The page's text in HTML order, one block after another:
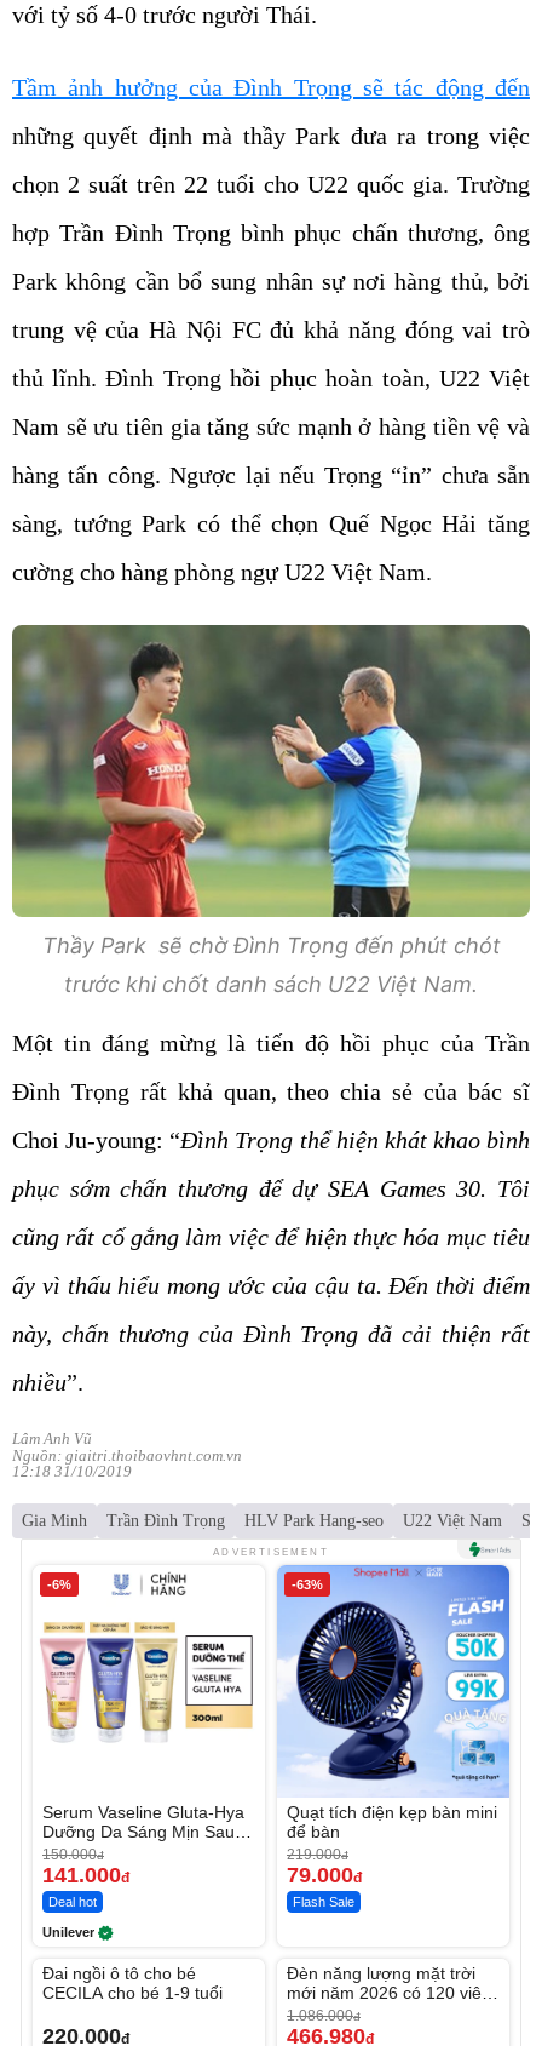
với tỷ số 4-0 trước người Thái.
Tầm ảnh hưởng của Đình Trọng sẽ tác động đến
những quyết định mà thầy Park đưa ra trong việc
chọn 2 suất trên 22 tuổi cho U22 quốc gia. Trường
hợp Trần Đình Trọng bình phục chấn thương, ông
Park không cần bổ sung nhân sự nơi hàng thủ, bởi
trung vệ của Hà Nội FC đủ khả năng đóng vai trò
thủ lĩnh. Đình Trọng hồi phục hoàn toàn, U22 Việt
Nam sẽ ưu tiên gia tăng sức mạnh ở hàng tiền vệ và
hàng tấn công. Ngược lại nếu Trọng “ỉn” chưa sẵn
sàng, tướng Park có thể chọn Quế Ngọc Hải tăng
cường cho hàng phòng ngự U22 Việt Nam.
Thầy Park sẽ chờ Đình Trọng đến phút chót
trước khi chốt danh sách U22 Việt Nam.
Một tin đáng mừng là tiến độ hồi phục của Trần
Đình Trọng rất khả quan, theo chia sẻ của bác sĩ
Choi Ju-young: “Đình Trọng thể hiện khát khao bình
phục sớm chấn thương để dự SEA Games 30. Tôi
cũng rất cố gắng làm việc để hiện thực hóa mục tiêu
ấy vì thấu hiểu mong ước của cậu ta. Đến thời điểm
này, chấn thương của Đình Trọng đã cải thiện rất
nhiều”.
Lâm Anh Vũ
Nguồn: giaitri.thoibaovhnt.com.vn
12:18 31/10/2019
Gia Minh Trần Đình Trọng HLV Park Hang-seo U22 Việt Nam
ADVERTISEMENT
-6%
Serum Vaseline Gluta-Hya
Dưỡng Da Sáng Mịn Sau 7
Ngày
150.000đ
141.000đ
Deal hot
Unilever
-63%
Quạt tích điện kẹp bàn mini
để bàn
219.000đ
79.000đ
Flash Sale
Đai ngồi ô tô cho bé
CECILA cho bé 1-9 tuổi
220.000đ
-56%
Đèn năng lượng mặt trời
mới năm 2026 có 120 viên
LED lớn
1.086.000đ
466.980đ